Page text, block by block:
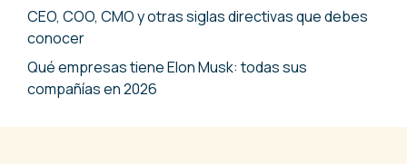
CEO, COO, CMO y otras siglas directivas que debes
conocer
Qué empresas tiene Elon Musk: todas sus
compañías en 2026